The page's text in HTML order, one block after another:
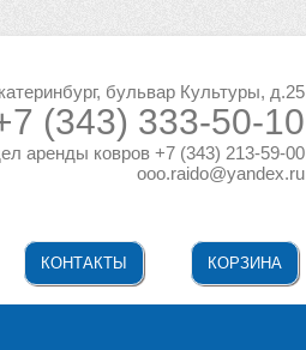
бульвар Культуры, д.25
(343) 333-50-10
аренды ковров +7 (343) 213-59-00
ooo.raido@yandex.ru
КОНТАКТЫ КОРЗИНА